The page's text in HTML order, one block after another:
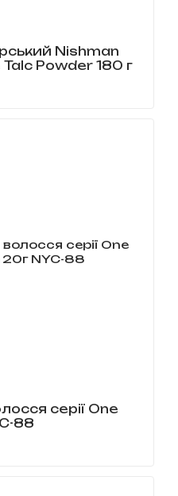
Nishman
Powder 180 г
серії One
88